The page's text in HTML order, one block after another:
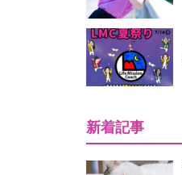
新着記事